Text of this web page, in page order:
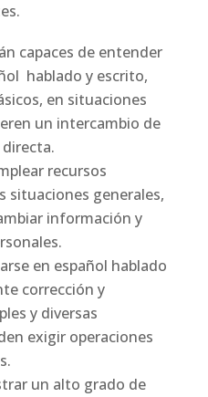
capaces de entender
hablado y escrito,
en situaciones
un intercambio de
recursos
situaciones generales,
información y
en español hablado
corrección y
y diversas
exigir operaciones
un alto grado de